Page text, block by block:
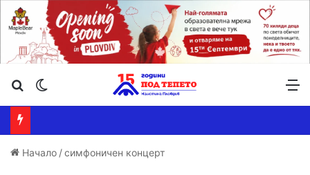
Търсене ...
Начало /симфоничен концерт